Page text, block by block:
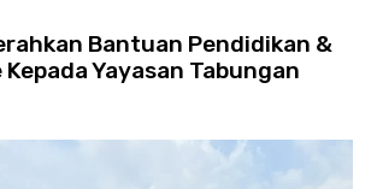
Bantuan Pendidikan &
Yayasan Tabungan